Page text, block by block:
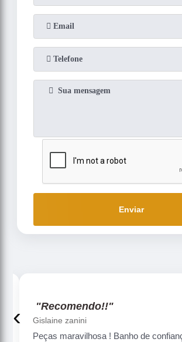
Enviar
"Recomendo!!"
Gislaine zanini
Peças maravilhosa ! Banho de
‹